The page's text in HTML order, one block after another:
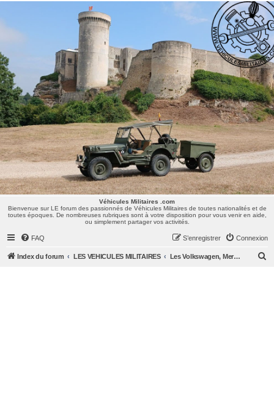
Véhicules Militaires .com
Bienvenue sur LE forum des passionnés de Véhicules Militaires de toutes nationalités et de
toutes époques. De nombreuses rubriques sont à votre disposition pour vous venir en aide,
ou simplement partager vos activités.
Véhicules Militaires .com
Bienvenue sur LE forum des passionnés de Véhicules Militaires de toutes nationalités et de
toutes époques. De nombreuses rubriques sont à votre disposition pour vous venir en aide,
ou simplement partager vos activités.
FAQ Connexion
S’enregistrer
Index du forum LES VEHICULES MILITAIRES Les Volkswagen, Mercedes, Opel, Zis, Lancia, GAZ,...